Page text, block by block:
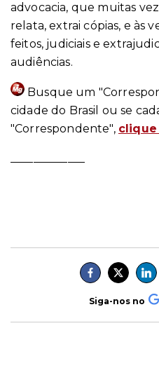
advocacia, que muitas
relata, extrai cópias, e às
feitos, judiciais e
audiências.
Busque um
cidade do Brasil ou se
"Correspondente", clique
Siga-nos no